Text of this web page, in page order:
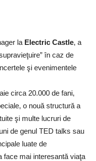
la Electric Castle, a
în caz de
şi evenimentele
circa 20.000 de fani,
o nouă structură a
şi multe lucruri de
de genul TED talks sau
luate de
face mai interesantă viaţa